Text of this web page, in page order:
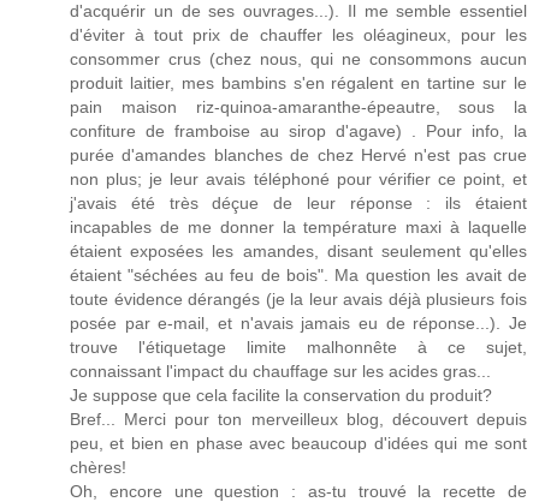
d'acquérir un de ses ouvrages...). Il me semble essentiel
d'éviter à tout prix de chauffer les oléagineux, pour les
consommer crus (chez nous, qui ne consommons aucun
produit laitier, mes bambins s'en régalent en tartine sur le
pain maison riz-quinoa-amaranthe-épeautre, sous la
confiture de framboise au sirop d'agave) . Pour info, la
purée d'amandes blanches de chez Hervé n'est pas crue
non plus; je leur avais téléphoné pour vérifier ce point, et
j'avais été très déçue de leur réponse : ils étaient
incapables de me donner la température maxi à laquelle
étaient exposées les amandes, disant seulement qu'elles
étaient "séchées au feu de bois". Ma question les avait de
toute évidence dérangés (je la leur avais déjà plusieurs fois
posée par e-mail, et n'avais jamais eu de réponse...). Je
trouve l'étiquetage limite malhonnête à ce sujet,
connaissant l'impact du chauffage sur les acides gras...
Je suppose que cela facilite la conservation du produit?
Bref... Merci pour ton merveilleux blog, découvert depuis
peu, et bien en phase avec beaucoup d'idées qui me sont
chères!
Oh, encore une question : as-tu trouvé la recette de